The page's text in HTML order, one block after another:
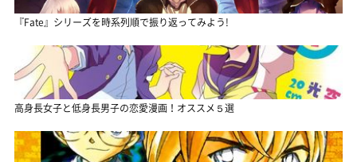
『Fate』シリーズを時系列順で振り返ってみよう!
高身長女子と低身長男子の恋愛漫画！オススメ５選